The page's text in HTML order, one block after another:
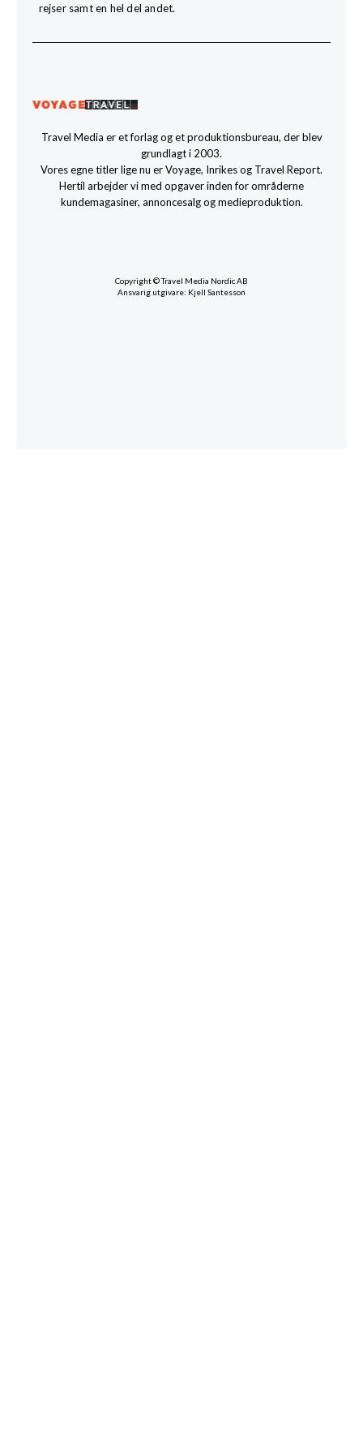
rejser samt en hel del andet.
Travel Media er et forlag og et produktionsbureau, der blev
grundlagt i 2003.
Vores egne titler lige nu er Voyage, Inrikes og Travel Report.
Hertil arbejder vi med opgaver inden for områderne
kundemagasiner, annoncesalg og medieproduktion.
Copyright © Travel Media Nordic AB
Ansvarig utgivare: Kjell Santesson